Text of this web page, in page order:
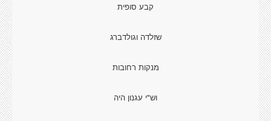
קבע סופית
שזלדה וגולדברג
מנקות רחובות
וש"י עגנון היה